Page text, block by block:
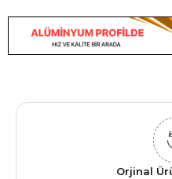
Orjinal